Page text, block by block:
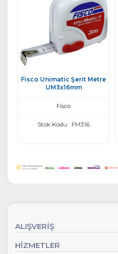
Fisco Unimatic Şerit Metre
UM3x16mm
Fisco
Stok Kodu : FM316
ALIŞVERİŞ
HİZMETLER